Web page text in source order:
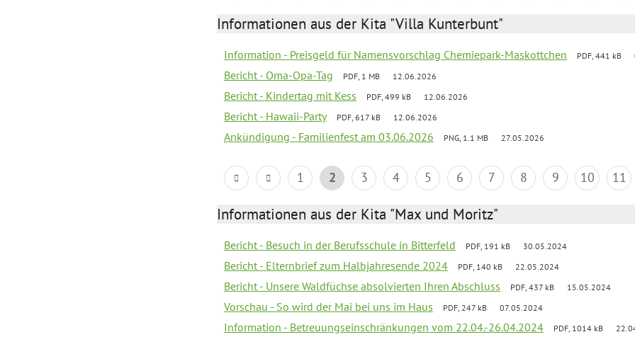
Informationen aus der Kita "Villa Kunterbunt"
Information - Preisgeld für Namensvorschlag Chemiepark-Maskottchen PDF, 441 kB
Bericht - Oma-Opa-Tag PDF, 1 MB 12.06.2026
Bericht - Kindertag mit Kess PDF, 499 kB 12.06.2026
Bericht - Hawaii-Party PDF, 617 kB 12.06.2026
Ankündigung - Familienfest am 03.06.2026 PNG, 1.1 MB 27.05.2026
1 2 3 4 5 6 7 8 9 10 11
Informationen aus der Kita "Max und Moritz"
Bericht - Besuch in der Berufsschule in Bitterfeld PDF, 191 kB 30.05.2024
Bericht - Elternbrief zum Halbjahresende 2024 PDF, 140 kB 22.05.2024
Bericht - Unsere Waldfüchse absolvierten Ihren Abschluss PDF, 437 kB 15.05.2024
Vorschau - So wird der Mai bei uns im Haus PDF, 247 kB 07.05.2024
Information - Betreuungseinschränkungen vom 22.04.-26.04.2024 PDF, 1014 kB